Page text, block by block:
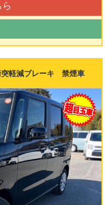
軽減ブレーキ 禁煙車